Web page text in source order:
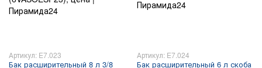
Артикул: E7.023
Бак расширительный 8 л 3/8
Артикул: E7.024
Бак расширительный 6 л скоба